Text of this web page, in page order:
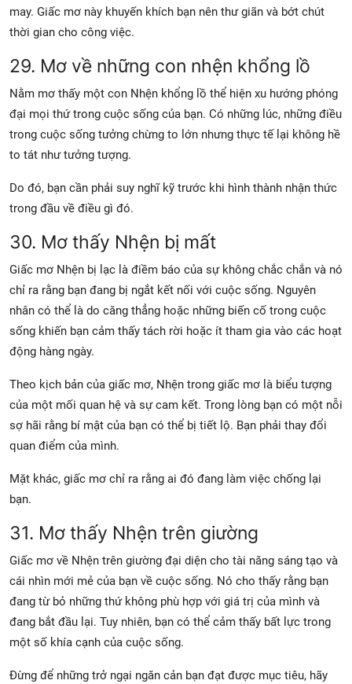
may. Giấc mơ này khuyến khích bạn nên thư giãn và bớt chút
thời gian cho công việc.
29. Mơ về những con nhện khổng lồ
Nằm mơ thấy một con Nhện khổng lồ thể hiện xu hướng phóng
đại mọi thứ trong cuộc sống của bạn. Có những lúc, những điều
trong cuộc sống tưởng chừng to lớn nhưng thực tế lại không hề
to tát như tưởng tượng.
Do đó, bạn cần phải suy nghĩ kỹ trước khi hình thành nhận thức
trong đầu về điều gì đó.
30. Mơ thấy Nhện bị mất
Giấc mơ Nhện bị lạc là điềm báo của sự không chắc chắn và nó
chỉ ra rằng bạn đang bị ngắt kết nối với cuộc sống. Nguyên
nhân có thể là do căng thẳng hoặc những biến cố trong cuộc
sống khiến bạn cảm thấy tách rời hoặc ít tham gia vào các hoạt
động hàng ngày.
Theo kịch bản của giấc mơ, Nhện trong giấc mơ là biểu tượng
của một mối quan hệ và sự cam kết. Trong lòng bạn có một nỗi
sợ hãi rằng bí mật của bạn có thể bị tiết lộ. Bạn phải thay đổi
quan điểm của mình.
Mặt khác, giấc mơ chỉ ra rằng ai đó đang làm việc chống lại
bạn.
31. Mơ thấy Nhện trên giường
Giấc mơ về Nhện trên giường đại diện cho tài năng sáng tạo và
cái nhìn mới mẻ của bạn về cuộc sống. Nó cho thấy rằng bạn
đang từ bỏ những thứ không phù hợp với giá trị của mình và
đang bắt đầu lại. Tuy nhiên, bạn có thể cảm thấy bất lực trong
một số khía cạnh của cuộc sống.
Đừng để những trở ngại ngăn cản bạn đạt được mục tiêu, hãy